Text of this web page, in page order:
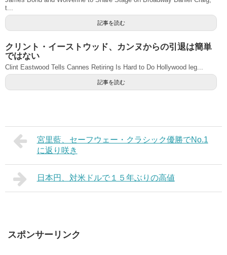
t...
記事を読む
クリント・イーストウッド、カンヌからの引退は簡単
ではない
Clint Eastwood Tells Cannes Retiring Is Hard to Do Hollywood leg...
記事を読む
宮里藍、セーフウェー・クラシック優勝でNo.1
に返り咲き
日本円、対米ドルで１５年ぶりの高値
スポンサーリンク